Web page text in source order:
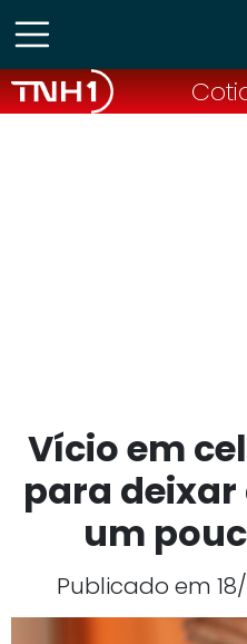
Vício em
para
um
Publicado em